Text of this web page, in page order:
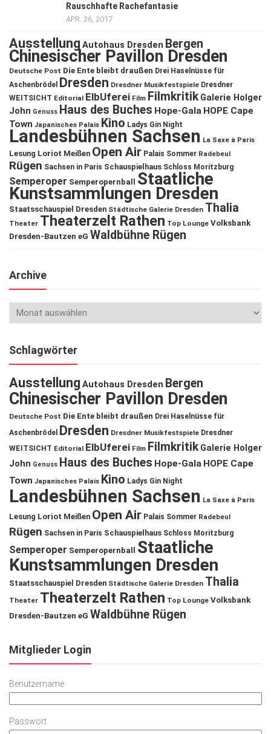
Rauschhafte Rachefantasie
APR. 26, 2017
Ausstellung Autohaus Dresden Bergen
Chinesischer Pavillon Dresden
Deutsche Post Die Ente bleibt draußen Drei Haselnüsse für
Aschenbrödel
Dresden Dresdner Musikfestspiele Dresdner
WEITSICHT Editorial ElbUferei Film Filmkritik Galerie Holger
John Genuss Haus des Buches Hope-Gala HOPE Cape
Town Japanisches Palais Kino Ladys Gin Night
Landesbühnen Sachsen La Saxe à Paris
Lesung Loriot Meißen Open Air Palais Sommer Radebeul
Rügen Sachsen in Paris Schauspielhaus Schloss Moritzburg
Semperoper Semperopernball Staatliche
Kunstsammlungen Dresden
Staatsschauspiel Dresden Städtische Galerie Dresden Thalia
Theater Theaterzelt Rathen Top Lounge Volksbank
Dresden-Bautzen eG Waldbühne Rügen
Archive
Schlagwörter
Ausstellung Autohaus Dresden Bergen
Chinesischer Pavillon Dresden
Deutsche Post Die Ente bleibt draußen Drei Haselnüsse für
Aschenbrödel
Dresden Dresdner Musikfestspiele Dresdner
WEITSICHT Editorial ElbUferei Film Filmkritik Galerie Holger
John Genuss Haus des Buches Hope-Gala HOPE Cape
Town Japanisches Palais Kino Ladys Gin Night
Landesbühnen Sachsen La Saxe à Paris
Lesung Loriot Meißen Open Air Palais Sommer Radebeul
Rügen Sachsen in Paris Schauspielhaus Schloss Moritzburg
Semperoper Semperopernball
Staatliche
Kunstsammlungen Dresden
Staatsschauspiel Dresden Städtische Galerie Dresden Thalia
Theater Theaterzelt Rathen Top Lounge Volksbank
Dresden-Bautzen eG Waldbühne Rügen
Mitglieder Login
Benutzername
Passwort